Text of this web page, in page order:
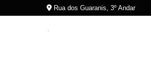
Rua dos Guaranis, 3º Andar